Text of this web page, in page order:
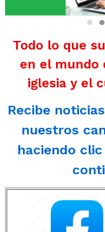
Todo lo que
en el mundo
iglesia y el
Recibe
nuestros
haciendo